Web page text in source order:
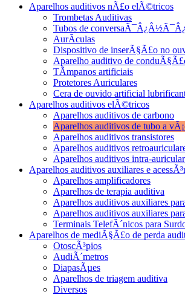
Aparelhos auditivos nÃ£o elÃ©tricos
Trombetas Auditivas
Tubos de
AurÃ­culas
Dispositivo de inserÃ§Ã£o no
Aparelho auditivo de
TÃ­mpanos artificiais
Protetores Auriculares
Cera de ouvido artificial
Aparelhos auditivos elÃ©tricos
Aparelhos auditivos de carbono
Aparelhos auditivos de tubo a
Aparelhos auditivos transistores
Aparelhos auditivos
Aparelhos auditivos intra-
Aparelhos auditivos auxiliares e
Aparelhos amplificadores
Aparelhos de terapia auditiva
Aparelhos auditivos auxiliares
Aparelhos auditivos auxiliares
Terminais TelefÃ´nicos para
Aparelhos de mediÃ§Ã£o de perda
OtoscÃ³pios
AudiÃ´metros
DiapasÃµes
Aparelhos de triagem auditiva
Diversos